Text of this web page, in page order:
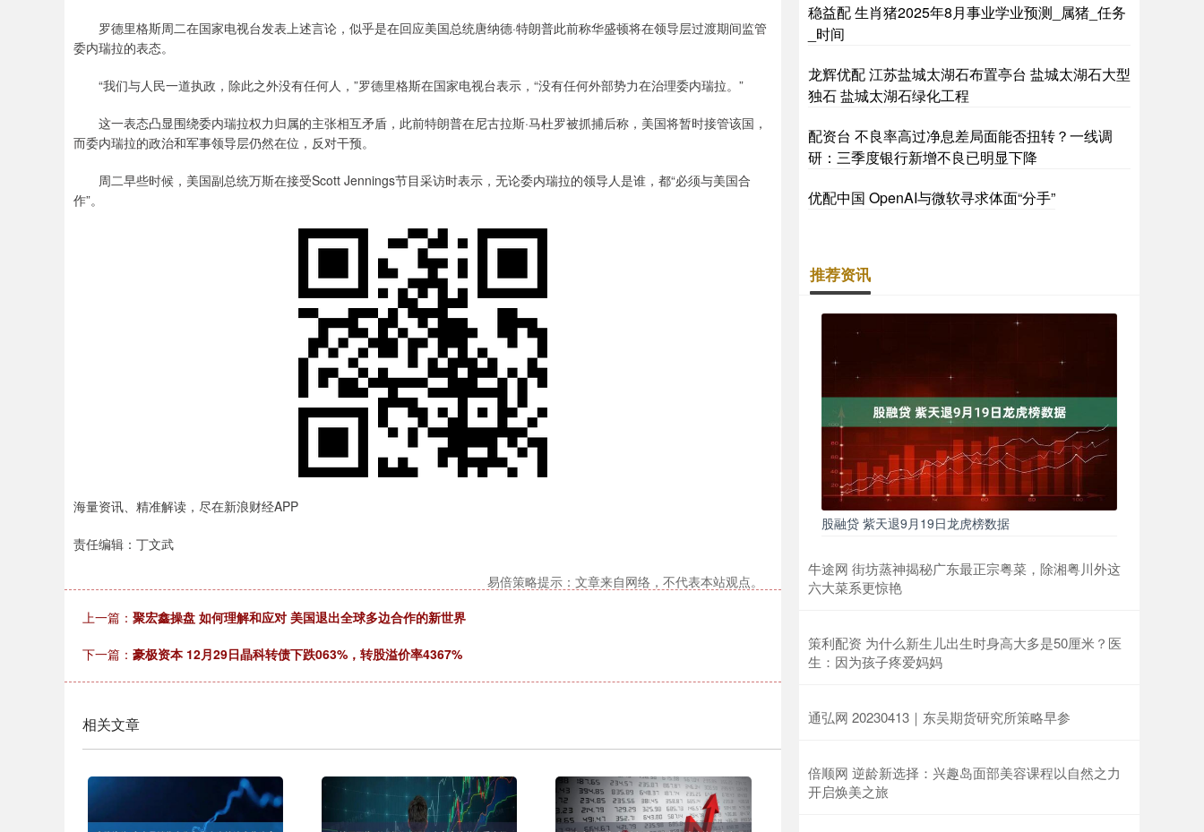
罗德里格斯周二在国家电视台发表上述言论，似乎是在回应美国总统唐纳德·特朗普此前称华盛顿将在领导层过渡期间监管
委内瑞拉的表态。
“我们与人民一道执政，除此之外没有任何人，”罗德里格斯在国家电视台表示，“没有任何外部势力在治理委内瑞拉。”
这一表态凸显围绕委内瑞拉权力归属的主张相互矛盾，此前特朗普在尼古拉斯·马杜罗被抓捕后称，美国将暂时接管该国，
而委内瑞拉的政治和军事领导层仍然在位，反对干预。
周二早些时候，美国副总统万斯在接受Scott Jennings节目采访时表示，无论委内瑞拉的领导人是谁，都“必须与美国合
作”。
海量资讯、精准解读，尽在新浪财经APP
责任编辑：丁文武
易倍策略提示：文章来自网络，不代表本站观点。
上一篇： 聚宏鑫操盘 如何理解和应对 美国退出全球多边合作的新世界
下一篇： 豪极资本 12月29日晶科转债下跌063%，转股溢价率4367%
相关文章
稳益配 生肖猪2025年8月事业学业预测_属猪_任务
_时间
龙辉优配 江苏盐城太湖石布置亭台 盐城太湖石大型
独石 盐城太湖石绿化工程
配资台 不良率高过净息差局面能否扭转？一线调
研：三季度银行新增不良已明显下降
优配中国 OpenAI与微软寻求体面“分手”
推荐资讯
股融贷 紫天退9月19日龙虎榜数据
牛途网 街坊蒸神揭秘广东最正宗粤菜，除湘粤川外这
六大菜系更惊艳
策利配资 为什么新生儿出生时身高大多是50厘米？医
生：因为孩子疼爱妈妈
通弘网 20230413｜东吴期货研究所策略早参
倍顺网 逆龄新选择：兴趣岛面部美容课程以自然之力
开启焕美之旅